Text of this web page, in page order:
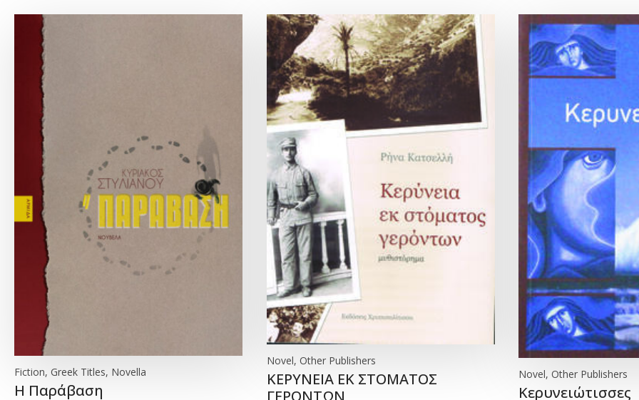
Fiction, Greek Titles, Novella
Η Παράβαση
Novel, Other Publishers
ΚΕΡΥΝΕΙΑ ΕΚ ΣΤΟΜΑΤΟΣ
ΓΕΡΟΝΤΩΝ
Novel, Other Publishers
Κερυνειώτισσες